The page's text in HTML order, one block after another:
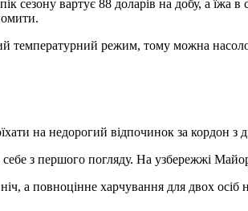
сезону вартує 88 доларів на добу, а
температурний режим, тому можна
на недорогий відпочинок за кордон з
з першого погляду. На узбережжі
а повноцінне харчування для двох осіб